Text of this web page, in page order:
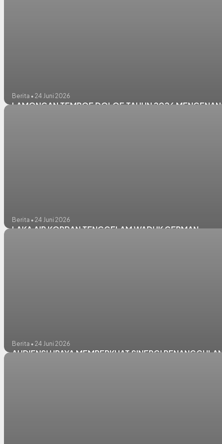
Berita • 24 Juni 2026
LAMONGAN TEMPOE DOLOE TAHUN 2026
Berita • 24 Juni 2026
LAKA AIR KORBAN TENGGELAM WADUK GERMAN
Berita • 24 Juni 2026
AUDIENSI UPAYA MEMPERKUAT SINERGI